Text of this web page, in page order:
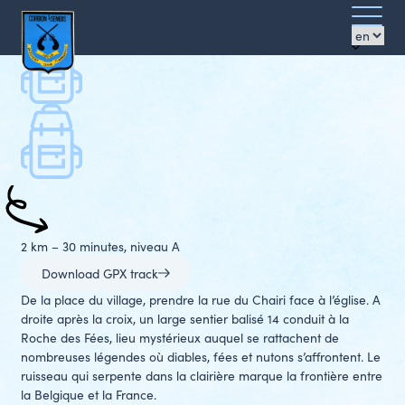
Azimut
Ouvrir/
le
menu
Walks
La roche des fées
2 km – 30 minutes, niveau A
Download GPX track
De la place du village, prendre la rue du Chairi face à l’église. A
droite après la croix, un large sentier balisé 14 conduit à la
Roche des Fées, lieu mystérieux auquel se rattachent de
nombreuses légendes où diables, fées et nutons s’affrontent. Le
ruisseau qui serpente dans la clairière marque la frontière entre
la Belgique et la France.